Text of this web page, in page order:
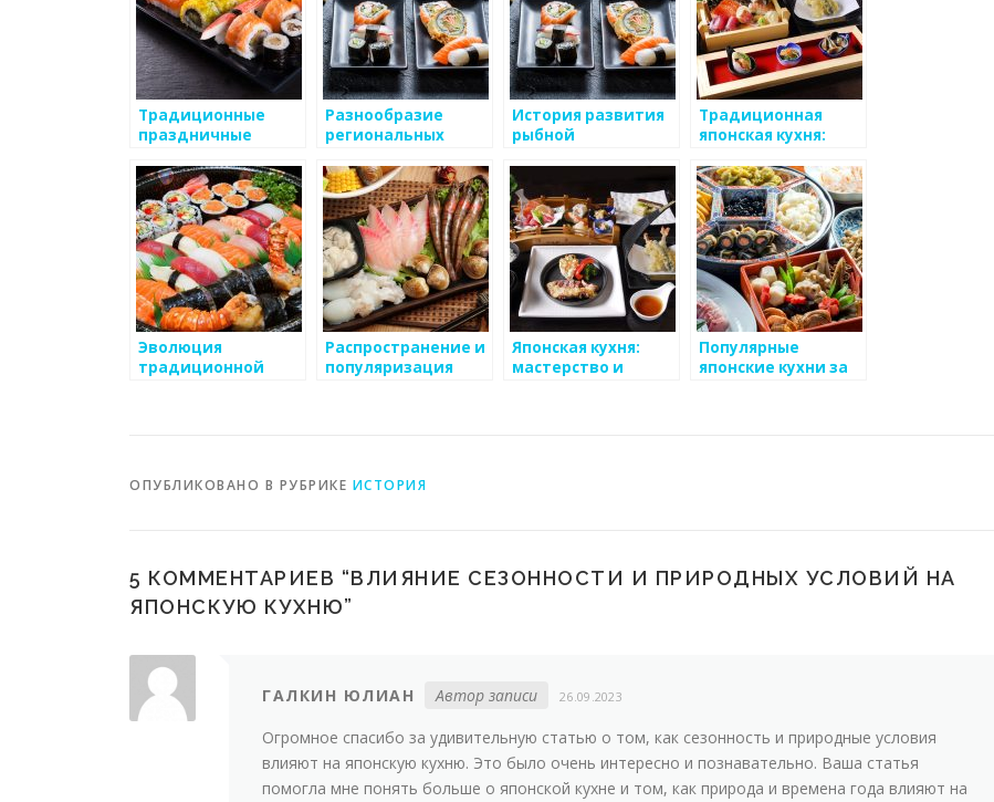
Традиционные
праздничные
кухне
Разнообразие
региональных
в Японии
История развития
рыбной
Японии
Традиционная
японская кухня:
популярные блюда
Эволюция
традиционной
Распространение и
популяризация
Японская кухня:
мастерство и
Популярные
японские кухни за
ОПУБЛИКОВАНО В РУБРИКЕ ИСТОРИЯ
5 КОММЕНТАРИЕВ “ВЛИЯНИЕ СЕЗОННОСТИ И ПРИРОДНЫХ УСЛОВИЙ НА
ЯПОНСКУЮ КУХНЮ”
ГАЛКИН ЮЛИАН Автор записи 26.09.2023
Огромное спасибо за удивительную статью о том, как сезонность и природные условия
влияют на японскую кухню. Это было очень интересно и познавательно. Ваша статья
помогла мне понять больше о японской кухне и том, как природа и времена года влияют на